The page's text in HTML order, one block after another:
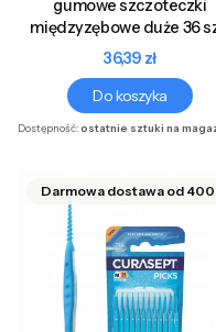
gumowe szczoteczki
międzyzębowe duże 36
Cena
36,39 zł
Do koszyka
Dostępność:ostatnie sztuki na